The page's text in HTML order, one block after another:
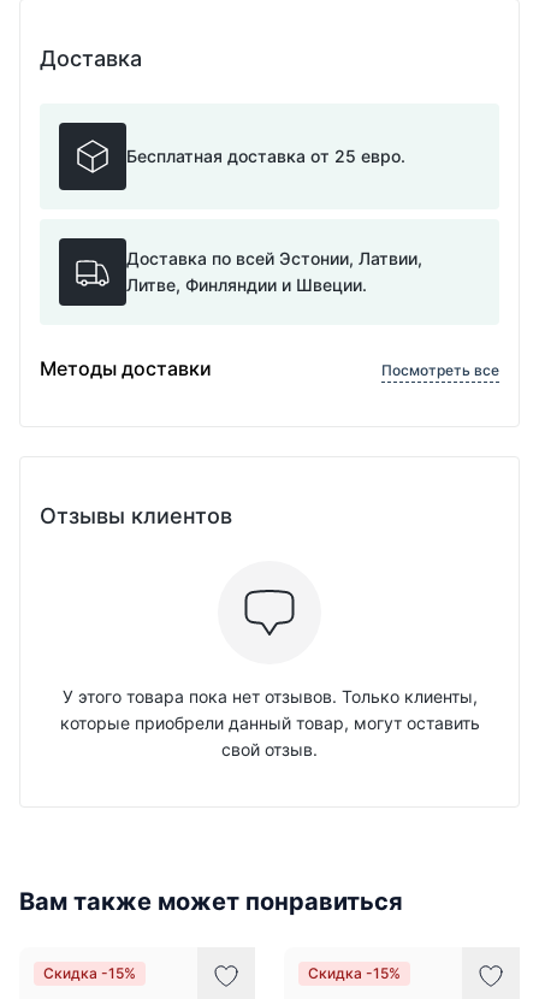
Доставка
Бесплатная доставка от 25 евро.
Доставка по всей Эстонии, Латвии,
Литве, Финляндии и Швеции.
Методы доставки Посмотреть все
Отзывы клиентов
У этого товара пока нет отзывов. Только клиенты,
которые приобрели данный товар, могут оставить
свой отзыв.
Вам также может понравиться
Скидка -15% Скидка -15%